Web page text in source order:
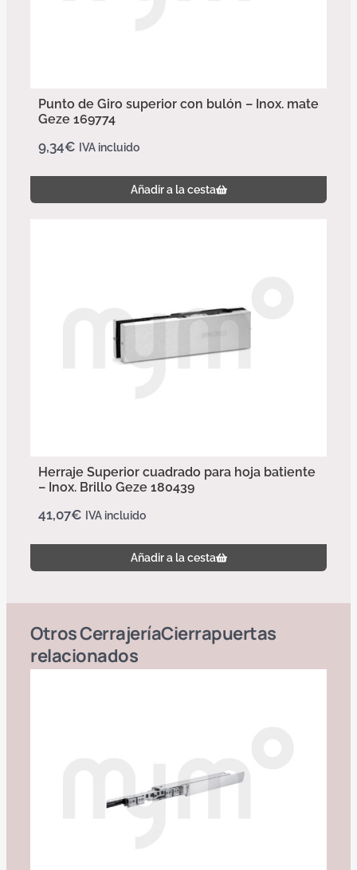
Punto de Giro superior con bulón – Inox. mate
Geze 169774
9,34€ IVA incluido
Añadir a la cesta
Herraje Superior cuadrado para hoja batiente
– Inox. Brillo Geze 180439
41,07€ IVA incluido
Añadir a la cesta
OtrosCerrajeríaCierrapuertas
relacionados